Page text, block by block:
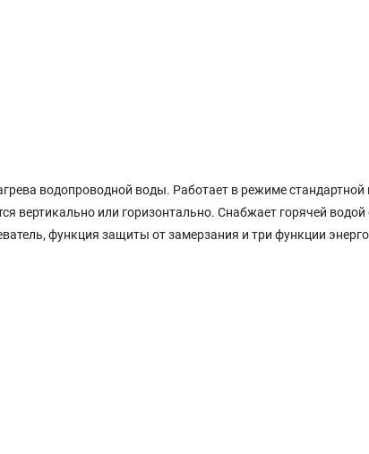
водопроводной воды. Работает в режиме
вертикально или горизонтально. Снабжает горячей
функция защиты от замерзания и три функции